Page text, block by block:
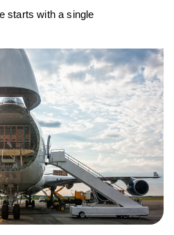
starts with a single